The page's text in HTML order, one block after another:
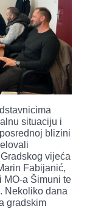
situaciju i
blizini
vijeća
Fabijanić,
MO-a Šimuni te
Nekoliko dana
gradskim